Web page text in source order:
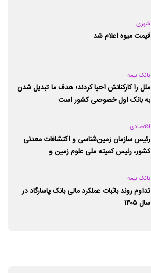
شهری
قیمت میوه اعلام شد
بانک بیمه
ملل را کارکنانش احیا کردند؛ هدف ما تبدیل شدن
به بانک اول خصوصی کشور است
اقتصادی
رئیس سازمان زمین‌شناسی و اکتشافات معدنی
کشور،‌ رئیس کمیته ملی علوم زمین و
بانک بیمه
تداوم روند باثبات عملکرد مالی بانک پاسارگاد در
سال ۱۴۰۵